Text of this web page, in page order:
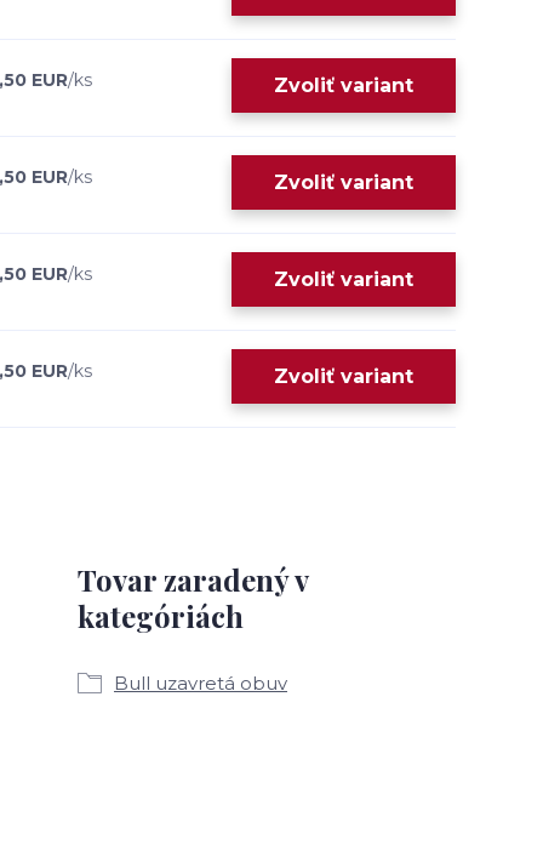
EUR/ks Zvoliť variant
EUR/ks Zvoliť variant
EUR/ks Zvoliť variant
EUR/ks Zvoliť variant
Tovar zaradený v
kategóriách
Bull uzavretá obuv